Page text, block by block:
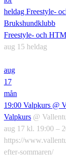
heldag Freestyle-
Brukshundklubb
Freestyle- och
aug 15 heldag
aug
17
mån
19:00 Valpkurs @
Valpkurs @
aug 17 kl. 19:00 –
https://
efter-sommaren/